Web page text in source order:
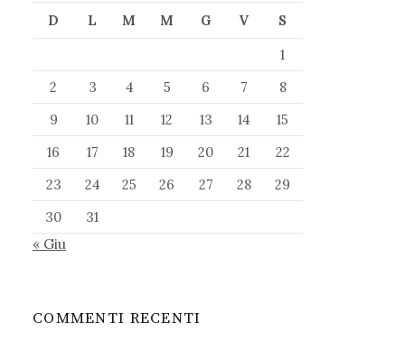
D L M M G V
S
1
2
3 4 5 6 7
8
9
10 11 12 13 14
15
16
17 18 19 20 21
22
23
24 25 26 27 28
29
30
31
« Giu
COMMENTI RECENTI